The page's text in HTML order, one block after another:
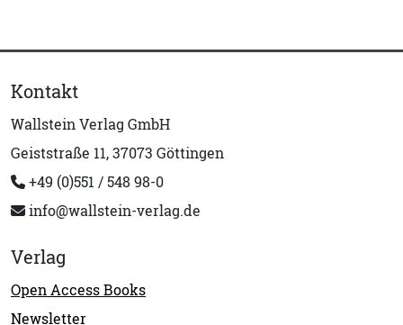
Kontakt
Wallstein Verlag GmbH
Geiststraße 11, 37073 Göttingen
+49 (0)551 / 548 98-0
info@wallstein-verlag.de
Verlag
Open Access Books
Newsletter